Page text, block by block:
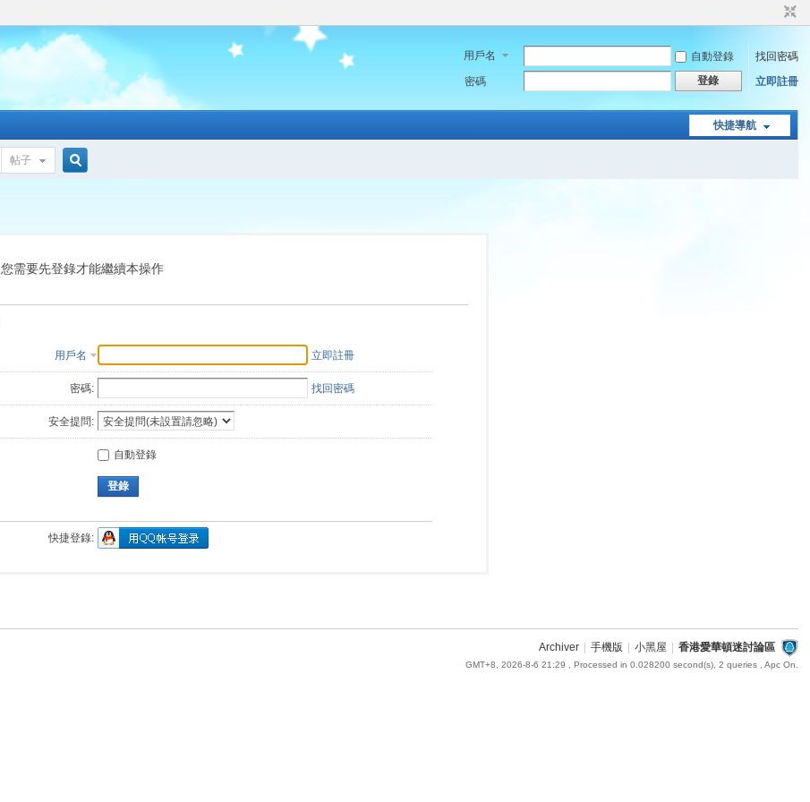
用戶名 自動登錄
找回密碼
密碼
登錄 立即註冊
快捷導航
帖子
索
您需要先登錄才能繼續本操作
用戶名 立即註冊
密碼: 找回密碼
安全提問:
自動登錄
登錄
快捷登錄:
Archiver 手機版 小黑屋 香港愛華頓迷討論區
GMT+8, 2026-8-6 21:29 , Processed in 0.028200 second(s), 2 queries , Apc On.